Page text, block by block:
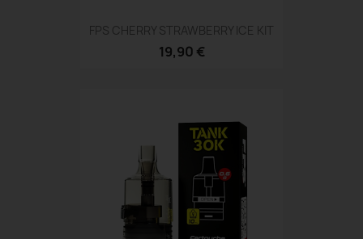
FPS CHERRY STRAWBERRY ICE KIT
19,90 €